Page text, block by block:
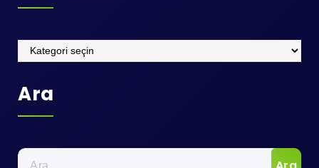
Kategoriler
Ara
Arama: